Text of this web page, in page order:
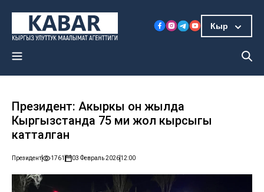
Кыр
Президент: Акыркы он жылда
Кыргызстанда 75 миң жол кырсыгы
катталган
Президент 1761 03 Февраль 202612:00